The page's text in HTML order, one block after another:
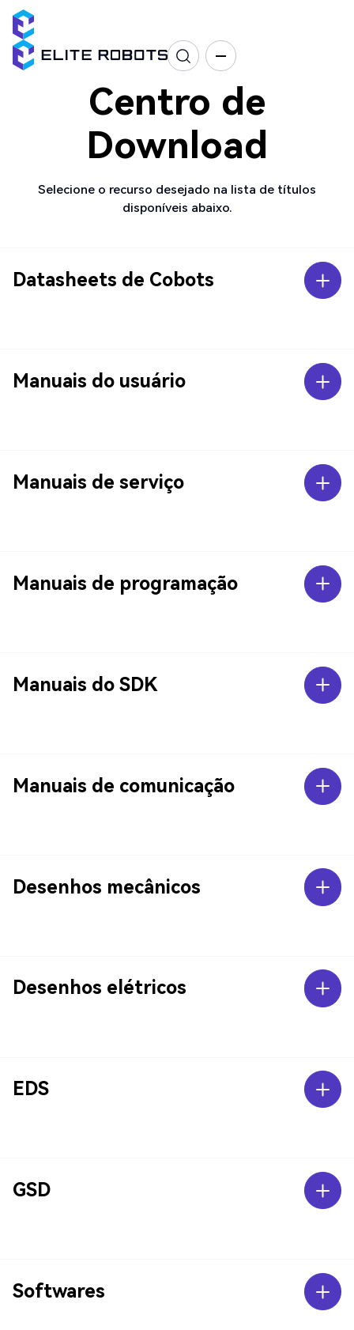
Centro de
Download
Selecione o recurso desejado na lista de títulos
disponíveis abaixo.
Datasheets de Cobots
Manuais do usuário
Manuais de serviço
Manuais de programação
Manuais do SDK
Manuais de comunicação
Desenhos mecânicos
Desenhos elétricos
EDS
GSD
Softwares